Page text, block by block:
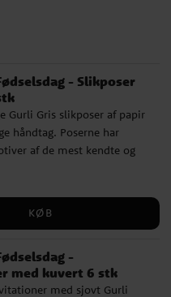
- Slikposer
Gurli Gris slikposer af papir
håndtag. Poserne har
af de mest kendte og
Poserne er 13 x 21,5
KØB
-
med kuvert 6 stk
med sjovt Gurli